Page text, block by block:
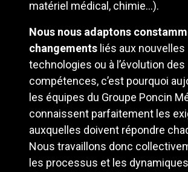
matériel médical, chimie…).
Nous nous adaptons
changements liés aux nouvelles
technologies ou à l’évolution des
compétences, c’est pourquoi
les équipes du Groupe Poncin
connaissent parfaitement les
auxquelles doivent répondre
Nous travaillons donc
les processus et les dynamiques